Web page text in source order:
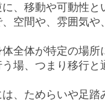
、移動や可動性
空間や、雰囲気
全体が特定の場
場、つまり移行と
、ためらいや足